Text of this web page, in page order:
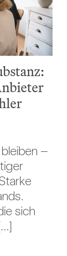
–
sich